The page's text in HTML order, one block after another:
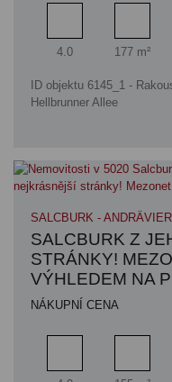
Pokoj
4.0
Obytný
177 m²
ID objektu 6145_1 -
Hellbrunner Allee
SALCBURK -
SALCBURK Z
STRÁNKY!
VÝHLEDEM NA
NÁKUPNÍ CENA
Pokoj
Obytný